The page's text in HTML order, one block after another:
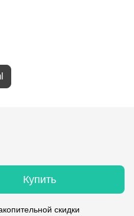
Купить
скидки